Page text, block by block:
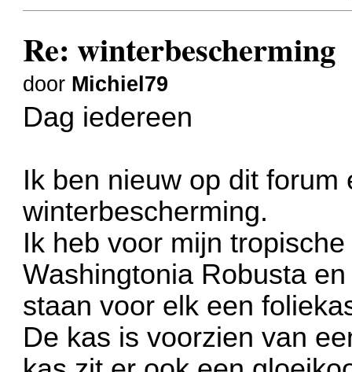
Re: winterbescherming
door Michiel79
Dag iedereen
Ik ben nieuw op dit
winterbescherming.
Ik heb voor mijn
Washingtonia Robusta
staan voor elk een
De kas is voorzien van